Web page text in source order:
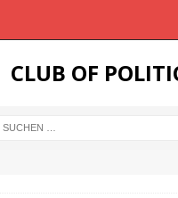
CLUB OF